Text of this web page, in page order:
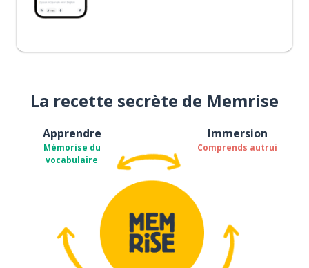
La recette secrète de Memrise
Apprendre
Mémorise du
vocabulaire
Immersion
Comprends autrui